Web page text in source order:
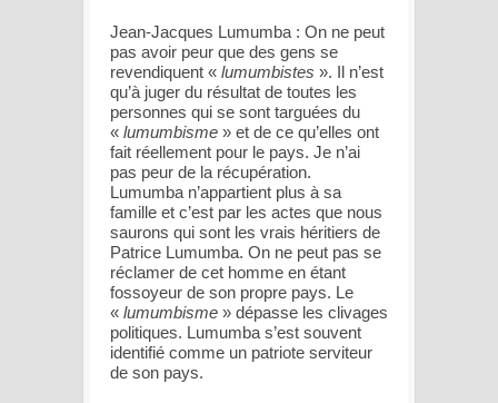
Jean-Jacques Lumumba : On ne peut
pas avoir peur que des gens se
revendiquent « lumumbistes ». Il n’est
qu’à juger du résultat de toutes les
personnes qui se sont targuées du
« lumumbisme » et de ce qu’elles ont
fait réellement pour le pays. Je n’ai
pas peur de la récupération.
Lumumba n’appartient plus à sa
famille et c’est par les actes que nous
saurons qui sont les vrais héritiers de
Patrice Lumumba. On ne peut pas se
réclamer de cet homme en étant
fossoyeur de son propre pays. Le
« lumumbisme » dépasse les clivages
politiques. Lumumba s’est souvent
identifié comme un patriote serviteur
de son pays.